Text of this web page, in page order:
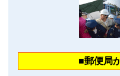
■郵便局